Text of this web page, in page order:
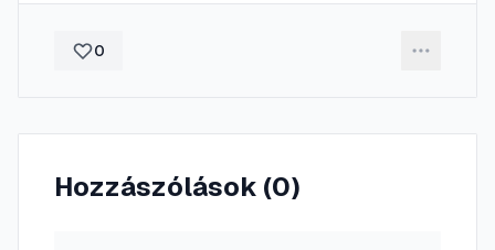
0
Hozzászólások (0)